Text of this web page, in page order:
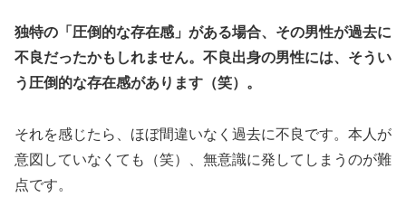
独特の「圧倒的な存在感」がある場合、その男性が過去に
不良だったかもしれません。不良出身の男性には、そうい
う圧倒的な存在感があります（笑）。
それを感じたら、ほぼ間違いなく過去に不良です。本人が
意図していなくても（笑）、無意識に発してしまうのが難
点です。